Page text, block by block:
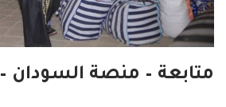
متابعة – منصة السودان –